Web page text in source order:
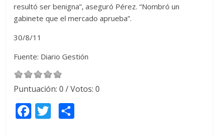
resultó ser benigna”, aseguró Pérez. “Nombró un
gabinete que el mercado aprueba”.
30/8/11
Fuente: Diario Gestión
Puntuación:0 / Votos:0
F T